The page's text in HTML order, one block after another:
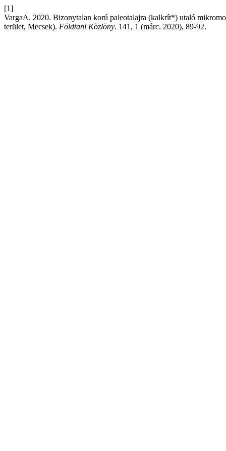
[1]
VargaA. 2020. Bizonytalan korú paleotalajra (kalkrít*) utaló
terület, Mecsek). Földtani Közlöny. 141, 1 (márc. 2020), 89-92.